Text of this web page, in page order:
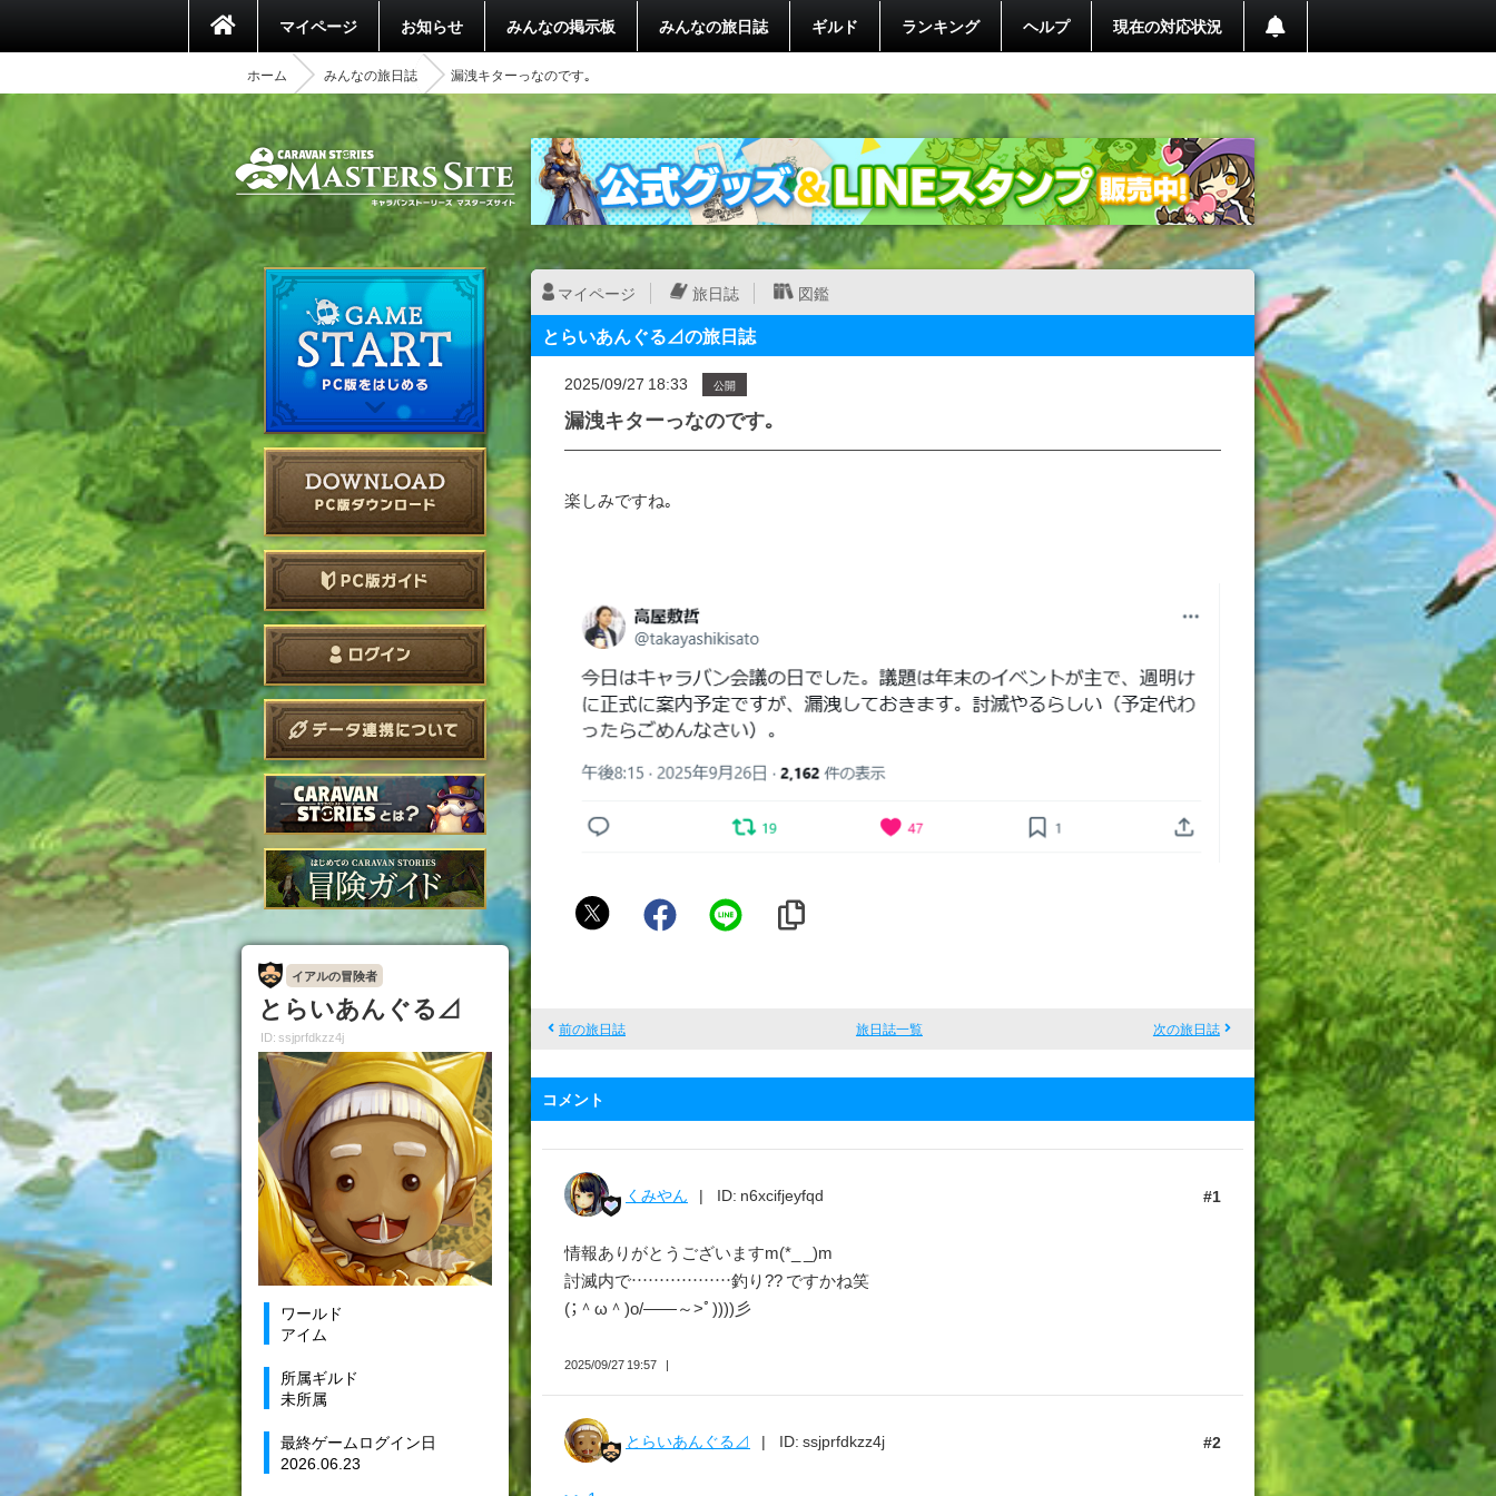
マイページ お知らせ みんなの掲示板 みんなの旅日誌 ギルド ランキング ヘルプ 現在の対応状況
ホーム みんなの旅日誌 漏洩キターっなのです｡
イアルの冒険者
とらいあんぐる⊿
ID: ssjprfdkzz4j
ワールド
アイム
所属ギルド
未所属
最終ゲームログイン日
2026.06.23
マイページ 旅日誌 図鑑
とらいあんぐる⊿の旅日誌
2025/09/27 18:33 公開
漏洩キターっなのです｡
楽しみですね｡
と
ん
る
⊿
前の旅日誌 旅日誌一覧 次の旅日誌
コメント
1
くみやん ID: n6xcifjeyfqd
情報ありがとうございますm(*_ _)m
討滅内で………………釣り?? ですかね笑
(；＾ω＾)o/――～>ﾟ))))彡
2025/09/27 19:57
2
とらいあんぐる⊿ ID: ssjprfdkzz4j